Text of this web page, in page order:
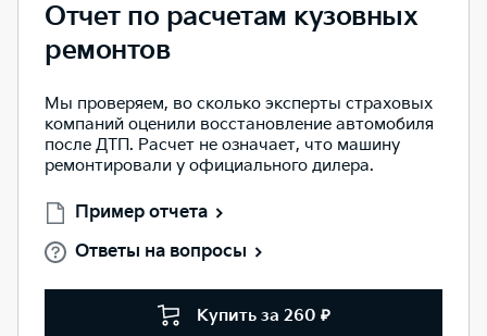
Отчет по расчетам кузовных
ремонтов
Мы проверяем, во сколько эксперты страховых
компаний оценили восстановление автомобиля
после ДТП. Расчет не означает, что машину
ремонтировали у официального дилера.
Пример отчета
Ответы на вопросы
Купить за 260 ₽